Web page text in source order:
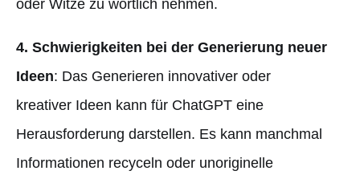
oder Witze zu wörtlich nehmen.
4. Schwierigkeiten bei der Generierung neuer
Ideen: Das Generieren innovativer oder
kreativer Ideen kann für ChatGPT eine
Herausforderung darstellen. Es kann manchmal
Informationen recyceln oder unoriginelle